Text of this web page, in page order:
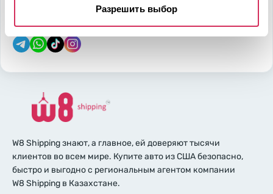
Разрешить выбор
Социальные сети:
W8 Shipping знают, а главное, ей доверяют тысячи
клиентов во всем мире. Купите авто из США безопасно,
быстро и выгодно с региональным агентом компании
W8 Shipping в Казахстане.